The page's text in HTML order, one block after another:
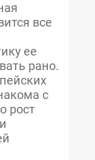
все
ее
рано.
с
рост